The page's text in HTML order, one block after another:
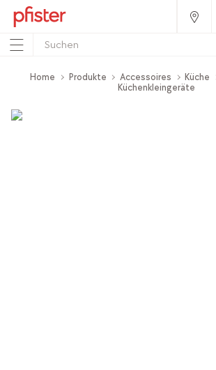
Home Produkte Accessoires Küche
Küchenkleingeräte